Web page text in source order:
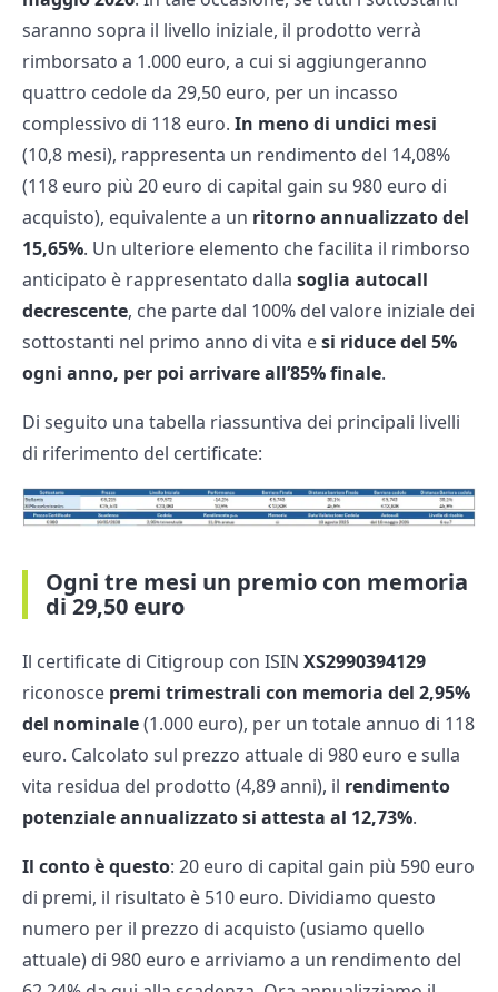
saranno sopra il livello iniziale, il prodotto verrà
rimborsato a 1.000 euro, a cui si aggiungeranno
quattro cedole da 29,50 euro, per un incasso
complessivo di 118 euro. In meno di undici mesi
(10,8 mesi), rappresenta un rendimento del 14,08%
(118 euro più 20 euro di capital gain su 980 euro di
acquisto), equivalente a un ritorno annualizzato del
15,65%. Un ulteriore elemento che facilita il rimborso
anticipato è rappresentato dalla soglia autocall
decrescente, che parte dal 100% del valore iniziale dei
sottostanti nel primo anno di vita esi riduce del 5%
ogni anno, per poi arrivare all’85% finale.
Di seguito una tabella riassuntiva dei principali livelli
di riferimento del certificate:
Ogni tre mesi un premio con memoria
di 29,50 euro
Il certificate di Citigroup con ISIN XS2990394129
riconosce premi trimestrali con memoria del 2,95%
del nominale(1.000 euro), per un totale annuo di 118
euro. Calcolato sul prezzo attuale di 980 euro e sulla
vita residua del prodotto (4,89 anni), il rendimento
potenziale annualizzato si attesta al 12,73%.
Il conto è questo: 20 euro di capital gain più 590 euro
di premi, il risultato è 510 euro. Dividiamo questo
numero per il prezzo di acquisto (usiamo quello
attuale) di 980 euro e arriviamo a un rendimento del